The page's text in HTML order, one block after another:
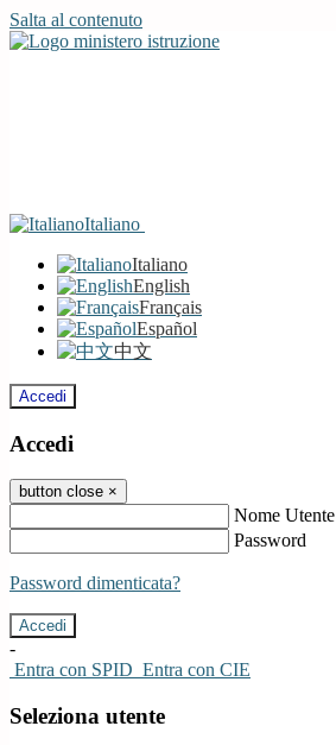
Salta al contenuto
Italiano
Italiano
English
Français
Español
中文
Accedi
Accedi
button close ×
Nome Utente
Password
Password dimenticata?
-
Entra con SPID Entra con CIE
Seleziona utente